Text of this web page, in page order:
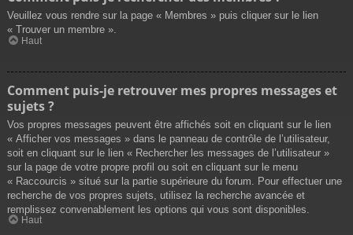
Veuillez vous rendre sur la page « Membres » puis cliquer sur le lien
« Trouver un membre ».
Haut
Comment puis-je retrouver mes propres messages et
sujets ?
Vos propres messages peuvent être affichés soit en cliquant sur le lien
« Afficher vos messages » dans le panneau de contrôle de l’utilisateur,
soit en cliquant sur le lien « Rechercher les messages de l’utilisateur »
sur la page de votre propre profil ou soit en cliquant sur le menu
« Raccourcis » situé sur la partie supérieure du forum. Pour effectuer une
recherche de vos propres sujets, utilisez la recherche avancée et
remplissez convenablement les options qui vous sont disponibles.
Haut